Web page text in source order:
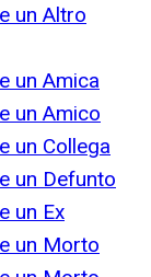
un Altro
un Amica
un Amico
un Collega
un Defunto
un Ex
un Morto